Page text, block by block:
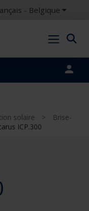
- Belgique
solaire >
Brise-
ICP.300